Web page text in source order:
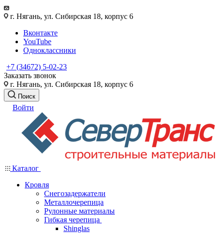
г. Нягань, ул. Сибирская 18, корпус 6
Вконтакте
YouTube
Одноклассники
+7 (34672) 5-02-23
Заказать звонок
г. Нягань, ул. Сибирская 18, корпус 6
Поиск
Войти
Каталог
Кровля
Снегозадержатели
Металлочерепица
Рулонные материалы
Гибкая черепица
Shinglas